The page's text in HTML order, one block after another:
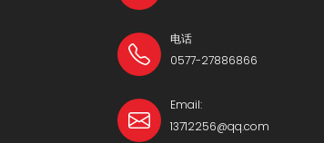
电话
0577-27886866
Email:
13712256@qq.com